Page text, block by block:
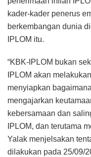
kader-kader penerus
berkembangan dunia
IPLOM itu.
“KBK-IPLOM bukan
IPLOM akan
menyiapkan
mengajarkan
kebersamaan dan
IPLOM, dan terutama
Yalak menjelsakan
dilakukan pada 25/09/